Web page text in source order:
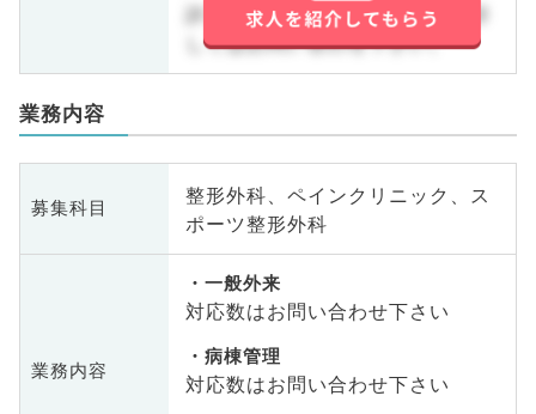
詳しくはお問い合わせ下さい。詳
しくはお問い合わせ下さい。
業務内容
募集科目
整形外科、ペインクリニック、ス
ポーツ整形外科
業務内容
一般外来
対応数はお問い合わせ下さい
病棟管理
対応数はお問い合わせ下さい